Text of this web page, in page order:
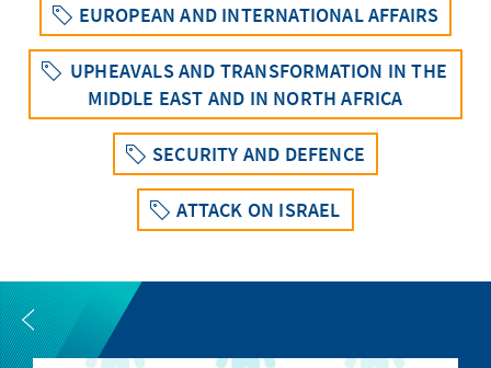
EUROPEAN AND INTERNATIONAL AFFAIRS
UPHEAVALS AND TRANSFORMATION IN THE
MIDDLE EAST AND IN NORTH AFRICA
SECURITY AND DEFENCE
ATTACK ON ISRAEL